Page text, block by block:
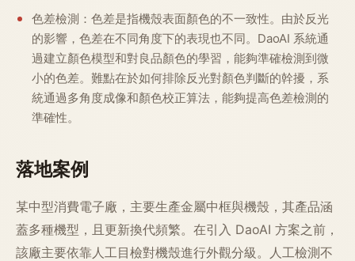
色差檢測：色差是指機殼表面顏色的不一致性。由於反光
的影響，色差在不同角度下的表現也不同。DaoAI 系統通
過建立顏色模型和對良品顏色的學習，能夠準確檢測到微
小的色差。難點在於如何排除反光對顏色判斷的幹擾，系
統通過多角度成像和顏色校正算法，能夠提高色差檢測的
準確性。
落地案例
某中型消費電子廠，主要生產金屬中框與機殼，其產品涵
蓋多種機型，且更新換代頻繁。在引入 DaoAI 方案之前，
該廠主要依靠人工目檢對機殼進行外觀分級。人工檢測不